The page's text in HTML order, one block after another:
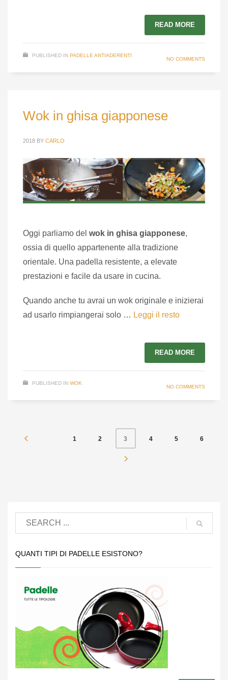
READ MORE
PUBLISHED IN PADELLE ANTIADERENTI
NO COMMENTS
Wok in ghisa giapponese
2018 BY CARLO
Oggi parliamo del wok in ghisa giapponese,
ossia di quello appartenente alla tradizione
orientale. Una padella resistente, a elevate
prestazioni e facile da usare in cucina.
Quando anche tu avrai un wok originale e inizierai
ad usarlo rimpiangerai solo … Leggi il resto
READ MORE
PUBLISHED IN WOK
NO COMMENTS
1 2 3 4 5 6
QUANTI TIPI DI PADELLE ESISTONO?